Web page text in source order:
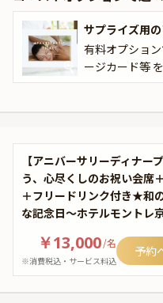
サプライズ用
有料オプショ
ージカード等
【アニバーサリーディナー
う、心尽くしのお祝い会席
＋フリードリンク付き★和
な記念日～ホテルモントレ
￥13,000/名
※消費税込・サービス料込
予約